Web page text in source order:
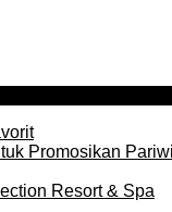
Promosikan
Resort & Spa